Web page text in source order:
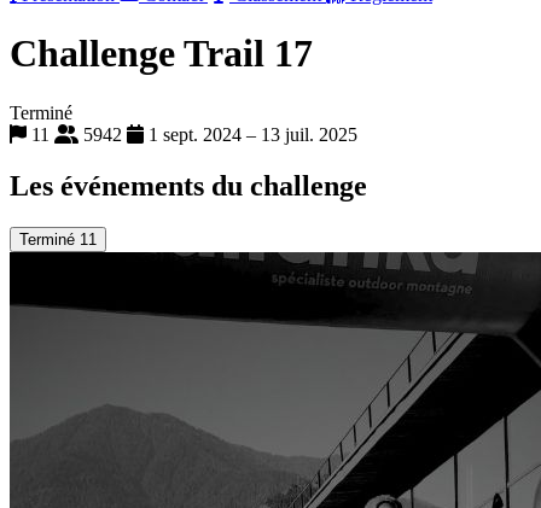
Challenge Trail 17
Terminé
11
5942 1 sept. 2024 – 13 juil. 2025
Les événements du challenge
Terminé 11